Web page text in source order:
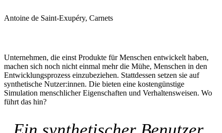
Antoine de Saint-Exupéry, Carnets
Unternehmen, die einst Produkte für Menschen entwickelt haben,
machen sich noch nicht einmal mehr die Mühe, Menschen in den
Entwicklungsprozess einzubeziehen. Stattdessen setzen sie auf
synthetische Nutzer:innen. Die bieten eine kostengünstige
Simulation menschlicher Eigenschaften und Verhaltensweisen. Wo
führt das hin?